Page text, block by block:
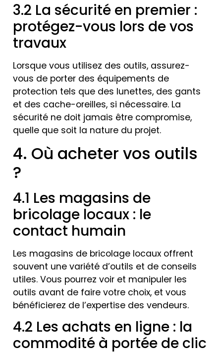
3.2 La sécurité en premier :
protégez-vous lors de vos
travaux
Lorsque vous utilisez des outils, assurez-
vous de porter des équipements de
protection tels que des lunettes, des gants
et des cache-oreilles, si nécessaire. La
sécurité ne doit jamais être compromise,
quelle que soit la nature du projet.
4. Où acheter vos outils
?
4.1 Les magasins de
bricolage locaux : le
contact humain
Les magasins de bricolage locaux offrent
souvent une variété d’outils et de conseils
utiles. Vous pourrez voir et manipuler les
outils avant de faire votre choix, et vous
bénéficierez de l’expertise des vendeurs.
4.2 Les achats en ligne : la
commodité à portée de clic